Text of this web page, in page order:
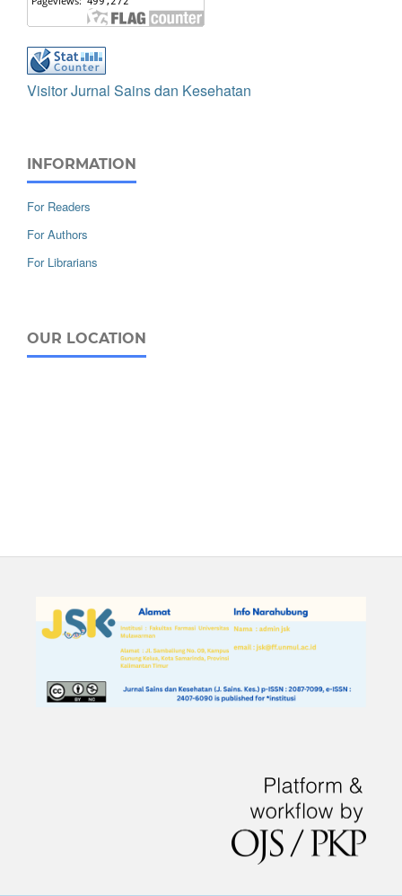
Visitor Jurnal Sains dan Kesehatan
INFORMATION
For Readers
For Authors
For Librarians
OUR LOCATION